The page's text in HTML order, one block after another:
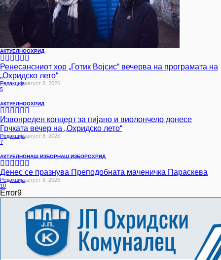
АКТУЕЛНООХРИД
Ренесансниот хор „Готик Војсис“ вечерва на програмата на
„Охридско лето“
РедакцијаАвгуст 8, 2026
5
АКТУЕЛНООХРИД
Извонреден концерт за пијано и виолончело донесе
Грчката вечер на „Охридско лето“
РедакцијаАвгуст 8, 2026
7
АКТУЕЛНОНАШ ИЗБОРНАШ ИЗБОРОХРИД
Денес се празнува Преподобната маченичка Параскева
РедакцијаАвгуст 8, 2026
10
Error9